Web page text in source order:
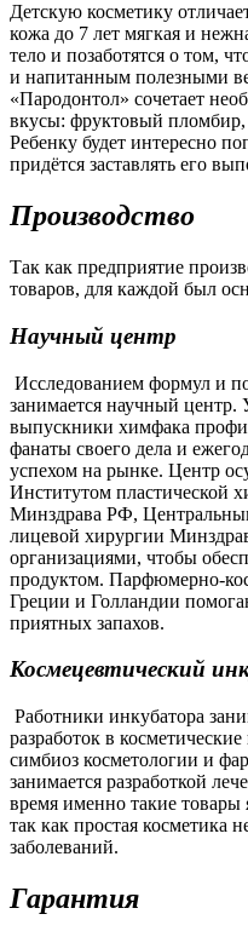
Детскую косметику
кожа до 7 лет мягкая и
тело и позаботятся о том,
и напитанным полезными
«Пародонтол» сочетает
вкусы: фруктовый пломбир,
Ребенку будет интересно
придётся заставлять его
Производство
Так как предприятие
товаров, для каждой был
Научный центр
Исследованием формул и
занимается научный
выпускники химфака
фанаты своего дела и
успехом на рынке. Центр
Институтом пластической
Минздрава РФ,
лицевой хирургии
организациями, чтобы
продуктом. Парфюмерно-
Греции и Голландии
приятных запахов.
Космецевтический
Работники инкубатора
разработок в
симбиоз косметологии и
занимается разработкой
время именно такие товары
так как простая косметика
заболеваний.
Гарантия